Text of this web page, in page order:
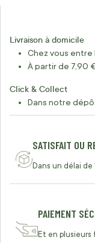
Livraison à domicile
Chez vous entre
À partir de 7,90
Click & Collect
Dans notre
SATISFAIT OU
Dans un délai de
PAIEMENT
Et en plusieurs